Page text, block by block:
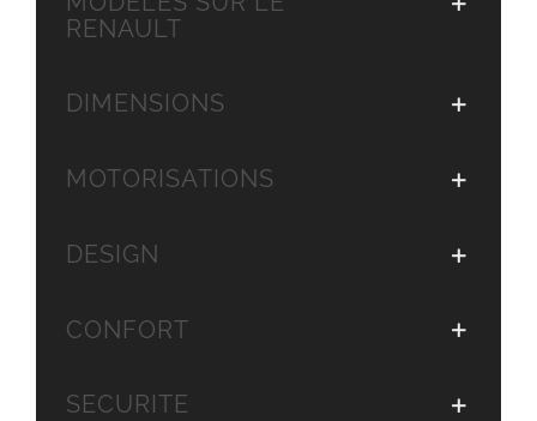
RENAULT
DIMENSIONS
MOTORISATIONS
DESIGN
CONFORT
SECURITE